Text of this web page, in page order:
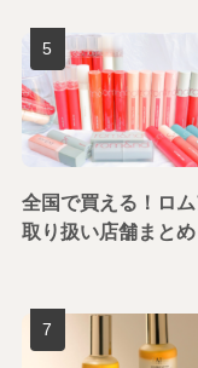
全国で買える！ロ
取り扱い店舗まとめ